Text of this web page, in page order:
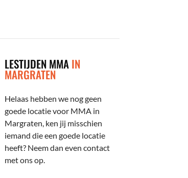
LESTIJDEN MMAIN
MARGRATEN
Helaas hebben we nog geen
goede locatie voor MMA in
Margraten, ken jij misschien
iemand die een goede locatie
heeft? Neem dan even contact
met ons op.